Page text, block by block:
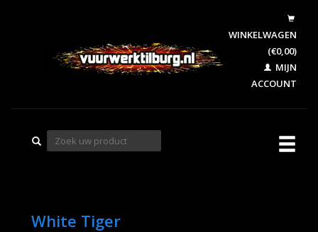
WINKELWAGEN
(€0,00)
MIJN
ACCOUNT
White Tiger